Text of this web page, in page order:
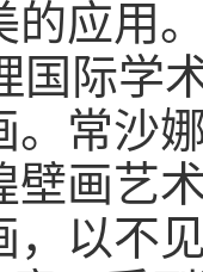
的应用
国际学
。常沙
壁画艺
，以不